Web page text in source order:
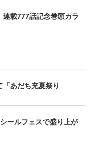
連載777話記念巻頭カラ
「あだち充夏祭り
ールフェスで盛り上が